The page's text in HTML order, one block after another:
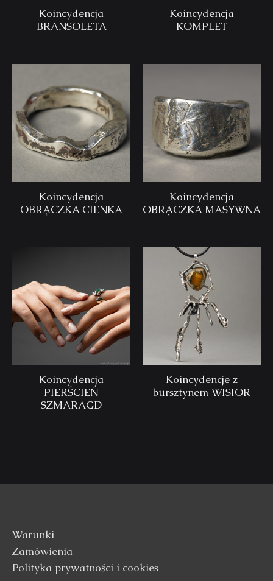
Koincydencja
BRANSOLETA
Koincydencja
KOMPLET
Koincydencja
OBRĄCZKA CIENKA
Koincydencja
OBRĄCZKA MASYWNA
Koincydencja
PIERŚCIEŃ
SZMARAGD
Koincydencje z
bursztynem WISIOR
Warunki
Zamówienia
Polityka prywatności i cookies